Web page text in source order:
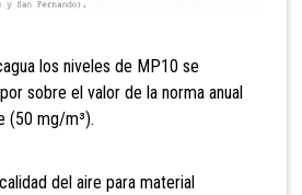
los niveles de MP10 se
sobre el valor de la norma anual
(50 mg/m³).
del aire para material